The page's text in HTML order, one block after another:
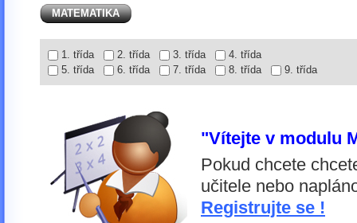
MATEMATIKA
1. třída 2. třída 3. třída
4. třída
5. třída
6. třída 7. třída 8. třída 9. třída
"Vítejte v modulu
Pokud chcete
učitele nebo
Registrujte se !